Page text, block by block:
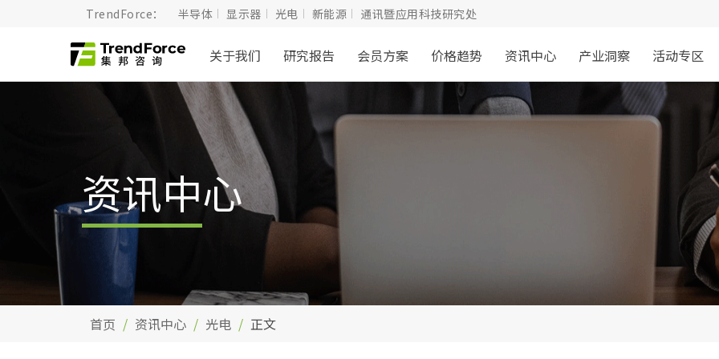
TrendForce： 半导体 显示器 光电 新能源 通讯暨应用科技研究处
关于我们 研究报告 会员方案 价格趋势 资讯中心 产业洞察 活动专区
资讯中心
首页 资讯中心 光电 正文